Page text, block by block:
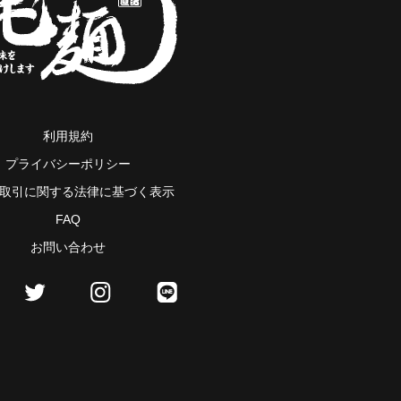
利用規約
プライバシーポリシー
引に関する法律に基づく表示
FAQ
お問い合わせ